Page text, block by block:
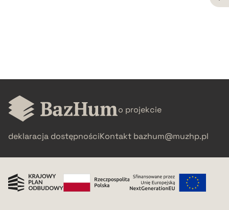
BIBTEX
pobierz cytat o projekcie
deklaracja dostępnościKontakt bazhum@muzhp.pl